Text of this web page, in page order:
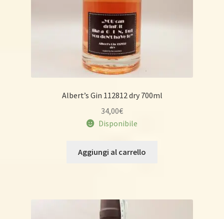
Albert’s Gin 112812 dry 700ml
34,00€
Disponibile
Aggiungi al carrello